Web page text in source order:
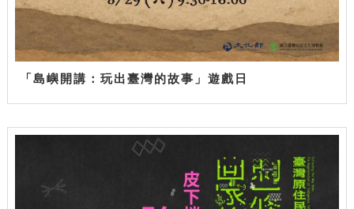
「島嶼開講：玩出臺灣的故事」遊戲日